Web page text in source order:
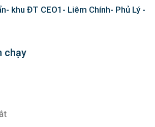
khu ĐT CEO1- Liêm Chính- Phủ Lý -
chạy